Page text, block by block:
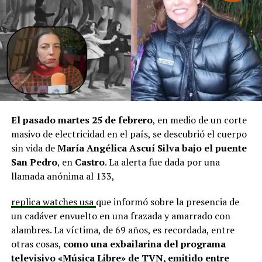
agregando que en su comuna tienen iniciativas
aprobadas que aún esperan financiamiento, como la
infraestructura del Club Deportivo Bernardo O’Higgins
y el cierre perimetral del Club Deportivo Aucar, obras
fundamentales para el desarrollo comunitario.
El alcalde de Quemchi, Javier Ugarte, expresó una
situación similar, señalando que en su comuna tienen
proyectos elegibles tanto en PMU como en PMB, pero
que hasta la fecha no han recibido respuesta clara sobre
si se entregarán los recursos.“Preocupa esta situación,
estos son proyectos que vienen trabajándose desde
hace tiempo y que hoy están en riesgo por la falta de
En la comuna deCuraco de Vélez, la alcaldesa Javiera
Yáñezindicó que históricamente la Subdere ha apoyado
a los municipios en diversos proyectos y que confía en
que durante el año se asignen nuevos recursos, aunque
El pasado martes 25 de febrero, en medio de un corte
masivo de electricidad en el país, se descubrió el cuerpo
sin vida deMaría Angélica Ascuí Silvabajo el puente
San Pedro, en Castro. La alerta fue dada por una
llamada anónima al 133,
replica watches usa que informó sobre la presencia de
un cadáver envuelto en una frazada y amarrado con
alambres. La víctima, de 69 años, es recordada, entre
otras cosas, como una exbailarina del programa
televisivo «Música Libre» de TVN, emitido entre